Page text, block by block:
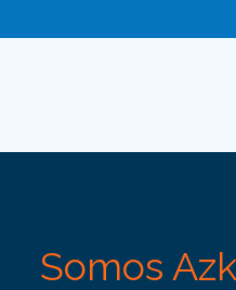
Somos